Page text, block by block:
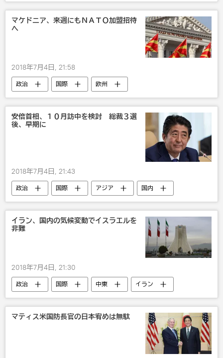
マケドニア、来週にもＮＡＴＯ加盟招待
へ
2018年7月4日, 21:58
政治 国際
欧州
マケドニア
NATO
戦争・紛争・対立・外交
軍事
安倍首相、１０月訪中を検討 総裁３選
後、早期に
2018年7月4日, 21:43
政治 国際 アジア
国内
中国
安倍晋三
日中関係
訪問
戦争・紛争・対立・外交
イラン、国内の気候変動でイスラエルを
非難
2018年7月4日, 21:30
政治 国際 中東
イラン
イスラエル
戦争・紛争・対立・外交
びっくり
マティス米国防長官の日本宥めは無駄